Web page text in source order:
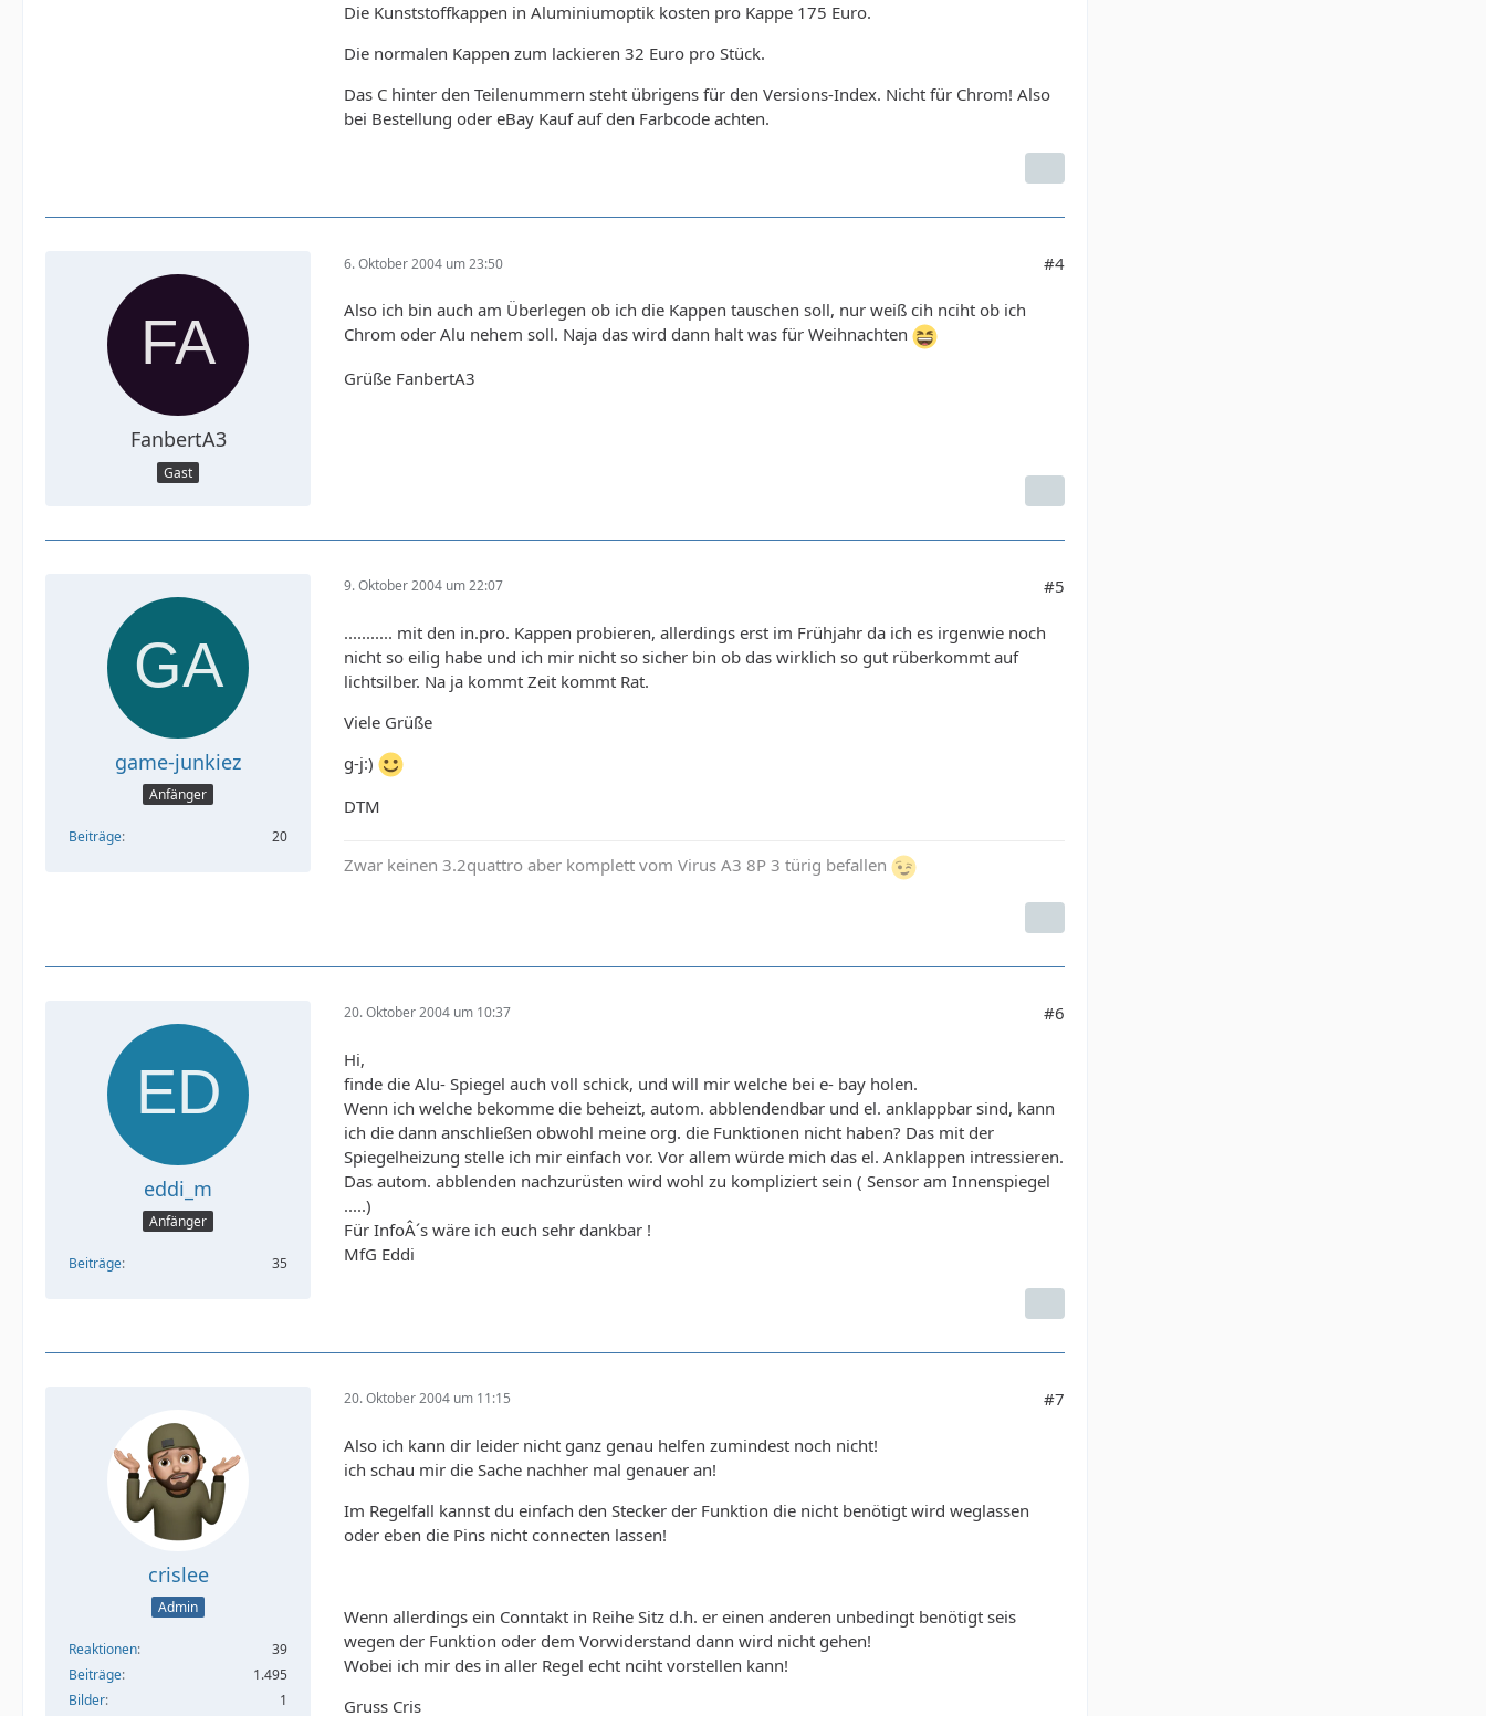
Die Kunststoffkappen in Aluminiumoptik kosten pro Kappe 175 Euro.
Die normalen Kappen zum lackieren 32 Euro pro Stück.
Das C hinter den Teilenummern steht übrigens für den Versions-Index. Nicht für Chrom! Also
bei Bestellung oder eBay Kauf auf den Farbcode achten.
FanbertA3
Gast
6. Oktober 2004 um 23:50 #4
Also ich bin auch am Überlegen ob ich die Kappen tauschen soll, nur weiß cih nciht ob ich
Chrom oder Alu nehem soll. Naja das wird dann halt was für Weihnachten
Grüße FanbertA3
game-junkiez
Anfänger
Beiträge 20
9. Oktober 2004 um 22:07 #5
........... mit den in.pro. Kappen probieren, allerdings erst im Frühjahr da ich es irgenwie noch
nicht so eilig habe und ich mir nicht so sicher bin ob das wirklich so gut rüberkommt auf
lichtsilber. Na ja kommt Zeit kommt Rat.
Viele Grüße
g-j:)
DTM
Zwar keinen 3.2quattro aber komplett vom Virus A3 8P 3 türig befallen
eddi_m
Anfänger
Beiträge 35
20. Oktober 2004 um 10:37 #6
Hi,
finde die Alu- Spiegel auch voll schick, und will mir welche bei e- bay holen.
Wenn ich welche bekomme die beheizt, autom. abblendendbar und el. anklappbar sind, kann
ich die dann anschließen obwohl meine org. die Funktionen nicht haben? Das mit der
Spiegelheizung stelle ich mir einfach vor. Vor allem würde mich das el. Anklappen intressieren.
Das autom. abblenden nachzurüsten wird wohl zu kompliziert sein ( Sensor am Innenspiegel
.....)
Für InfoÂ´s wäre ich euch sehr dankbar !
MfG Eddi
crislee
Admin
Reaktionen
39
Beiträge
1.495
Bilder
1
20. Oktober 2004 um 11:15 #7
Also ich kann dir leider nicht ganz genau helfen zumindest noch nicht!
ich schau mir die Sache nachher mal genauer an!
Im Regelfall kannst du einfach den Stecker der Funktion die nicht benötigt wird weglassen
oder eben die Pins nicht connecten lassen!
Wenn allerdings ein Conntakt in Reihe Sitz d.h. er einen anderen unbedingt benötigt seis
wegen der Funktion oder dem Vorwiderstand dann wird nicht gehen!
Wobei ich mir des in aller Regel echt nciht vorstellen kann!
Gruss Cris